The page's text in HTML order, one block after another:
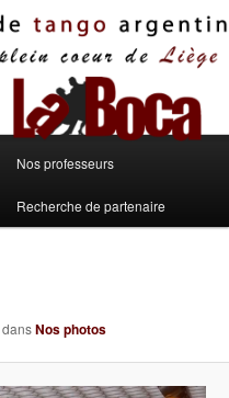
Nos professeurs
Recherche de partenaire
dansNos photos